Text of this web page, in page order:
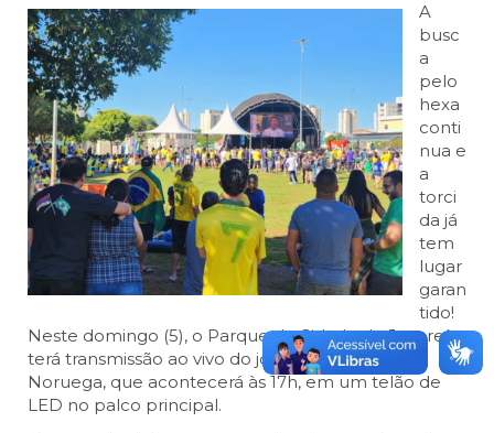
A
busc
a
pelo
hexa
conti
nua e
a
torci
da já
tem
lugar
garan
tido!
Neste domingo (5), o Parque da Cidade de Jacareí
terá transmissão ao vivo do jogo entre Brasil e
Noruega, que acontecerá às 17h, em um telão de
LED no palco principal.